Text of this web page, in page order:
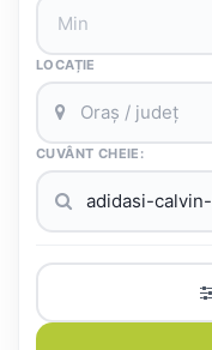
LOCAȚIE
CUVÂNT CHEIE: